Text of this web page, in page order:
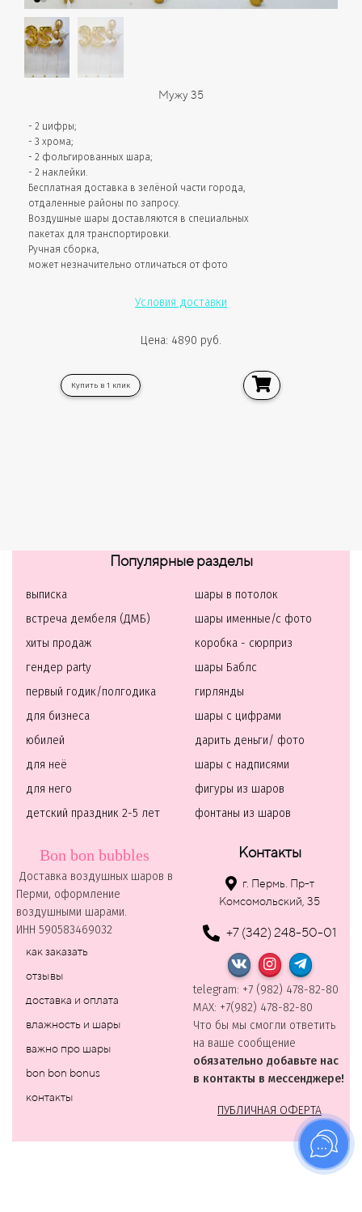
Мужу 35
- 2 цифры;
- 3 хрома;
- 2 фольгированных шара;
- 2 наклейки.
Бесплатная доставка в зелёной части города,
отдаленные районы по запросу.
Воздушные шары доставляются в специальных
пакетах для транспортировки.
Ручная сборка,
может незначительно отличаться от фото
Условия доставки
Цена: 4890 руб.
Купить в 1 клик
Популярные разделы
выписка
встреча дембеля (ДМБ)
хиты продаж
гендер party
первый годик/полгодика
для бизнеса
юбилей
для неё
для него
детский праздник 2-5 лет
шары в потолок
шары именные/с фото
коробка - сюрприз
шары Баблс
гирлянды
шары с цифрами
дарить деньги/ фото
шары с надписями
фигуры из шаров
фонтаны из шаров
Bon bon bubbles
Доставка воздушных шаров в
Перми, оформление
воздушными шарами.
ИНН 590583469032
как заказать
отзывы
доставка и оплата
влажность и шары
важно про шары
bon bon bonus
контакты
Контакты
г. Пермь. Пр-т
Комсомольский, 35
+7 (342) 248-50-01
telegram: +7 (982) 478-82-80
MAХ: +7(982) 478-82-80
Что бы мы смогли ответить
на ваше сообщение
обязательно добавьте нас
в контакты в мессенджере!
ПУБЛИЧНАЯ ОФЕРТА